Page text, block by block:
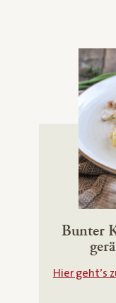
Bunter
Hier geht’s